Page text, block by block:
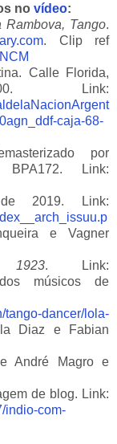
no vídeo:
Rambova, Tango.
. Clip ref
Calle Florida,
Link:
caja-68-
por
BPA172. Link:
2019. Link:
e Vagner
. Link:
músicos de
tango-dancer/lola-
Diaz e Fabian
André Magro e
de blog. Link:
indio-com-